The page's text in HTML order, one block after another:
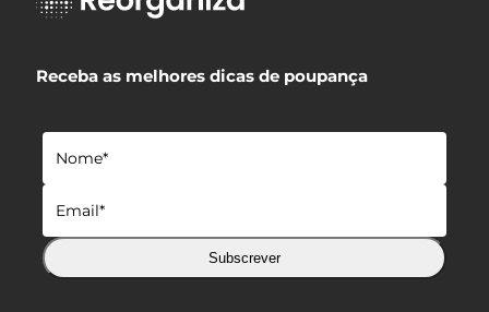
Receba as melhores dicas de poupança
Subscrever